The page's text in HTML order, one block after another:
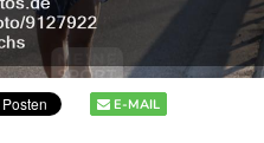
E-MAIL